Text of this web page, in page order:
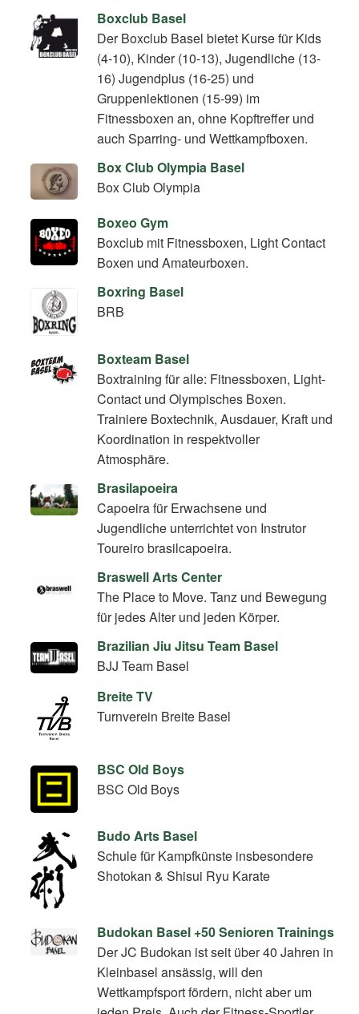
Boxclub Basel
Der Boxclub Basel bietet Kurse für Kids
(4-10), Kinder (10-13), Jugendliche (13-
16) Jugendplus (16-25) und
Gruppenlektionen (15-99) im
Fitnessboxen an, ohne Kopftreffer und
auch Sparring- und Wettkampfboxen.
Box Club Olympia Basel
Box Club Olympia
Boxeo Gym
Boxclub mit Fitnessboxen, Light Contact
Boxen und Amateurboxen.
Boxring Basel
BRB
Boxteam Basel
Boxtraining für alle: Fitnessboxen, Light-
Contact und Olympisches Boxen.
Trainiere Boxtechnik, Ausdauer, Kraft und
Koordination in respektvoller
Atmosphäre.
Brasilapoeira
Capoeira für Erwachsene und
Jugendliche unterrichtet von Instrutor
Toureiro brasilcapoeira.
Braswell Arts Center
The Place to Move. Tanz und Bewegung
für jedes Alter und jeden Körper.
Brazilian Jiu Jitsu Team Basel
BJJ Team Basel
Breite TV
Turnverein Breite Basel
BSC Old Boys
BSC Old Boys
Budo Arts Basel
Schule für Kampfkünste insbesondere
Shotokan & Shisui Ryu Karate
Budokan Basel +50 Senioren Trainings
Der JC Budokan ist seit über 40 Jahren in
Kleinbasel ansässig, will den
Wettkampfsport fördern, nicht aber um